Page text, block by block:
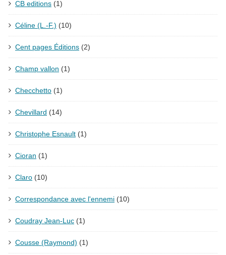
CB editions (1)
Céline (L.-F.) (10)
Cent pages Éditions (2)
Champ vallon (1)
Checchetto (1)
Chevillard (14)
Christophe Esnault (1)
Cioran (1)
Claro (10)
Correspondance avec l'ennemi (10)
Coudray Jean-Luc (1)
Cousse (Raymond) (1)